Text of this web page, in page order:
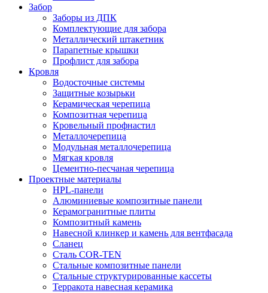
Забор
Заборы из ДПК
Комплектующие для забора
Металлический штакетник
Парапетные крышки
Профлист для забора
Кровля
Водосточные системы
Защитные козырьки
Керамическая черепица
Композитная черепица
Кровельный профнастил
Металлочерепица
Модульная металлочерепица
Мягкая кровля
Цементно-песчаная черепица
Проектные материалы
HPL-панели
Алюминиевые композитные панели
Керамогранитные плиты
Композитный камень
Навесной клинкер и камень для вентфасада
Сланец
Сталь COR-TEN
Стальные композитные панели
Стальные структурированные кассеты
Терракота навесная керамика